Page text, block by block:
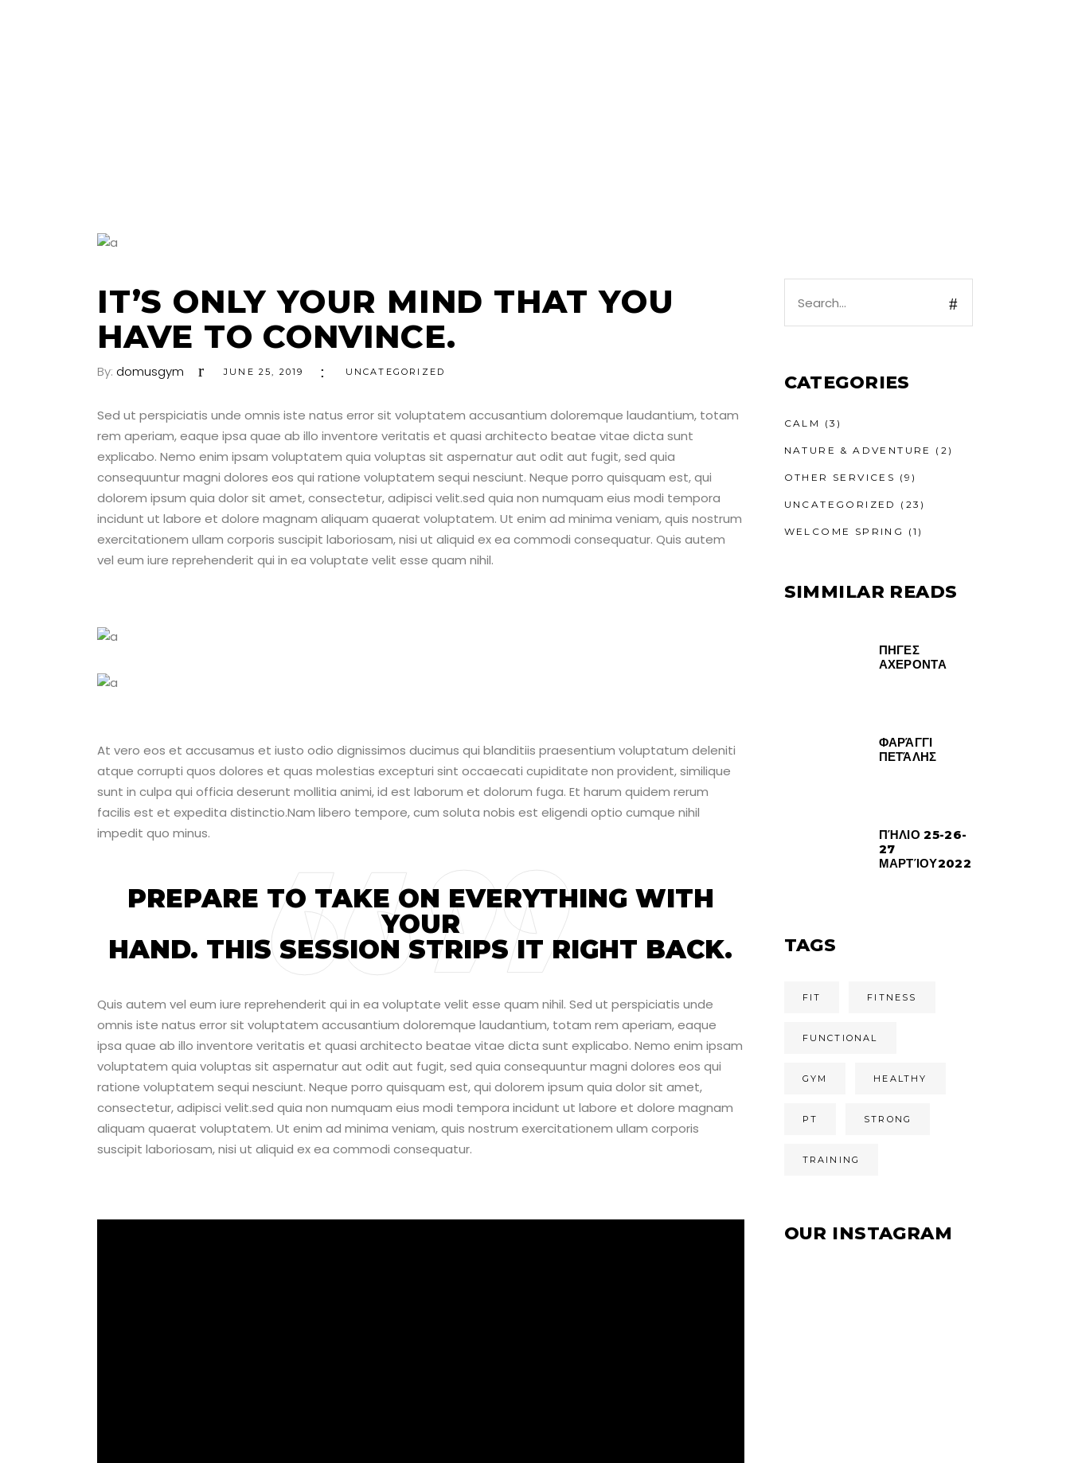
IT’S ONLY YOUR MIND THAT YOU
HAVE TO CONVINCE.
By: domusgym JUNE 25, 2019 UNCATEGORIZED
Sed ut perspiciatis unde omnis iste natus error sit voluptatem accusantium doloremque laudantium, totam
rem aperiam, eaque ipsa quae ab illo inventore veritatis et quasi architecto beatae vitae dicta sunt
explicabo. Nemo enim ipsam voluptatem quia voluptas sit aspernatur aut odit aut fugit, sed quia
consequuntur magni dolores eos qui ratione voluptatem sequi nesciunt. Neque porro quisquam est, qui
dolorem ipsum quia dolor sit amet, consectetur, adipisci velit.sed quia non numquam eius modi tempora
incidunt ut labore et dolore magnam aliquam quaerat voluptatem. Ut enim ad minima veniam, quis nostrum
exercitationem ullam corporis suscipit laboriosam, nisi ut aliquid ex ea commodi consequatur. Quis autem
vel eum iure reprehenderit qui in ea voluptate velit esse quam nihil.
At vero eos et accusamus et iusto odio dignissimos ducimus qui blanditiis praesentium voluptatum deleniti
atque corrupti quos dolores et quas molestias excepturi sint occaecati cupiditate non provident, similique
sunt in culpa qui officia deserunt mollitia animi, id est laborum et dolorum fuga. Et harum quidem rerum
facilis est et expedita distinctio.Nam libero tempore, cum soluta nobis est eligendi optio cumque nihil
impedit quo minus.
PREPARE TO TAKE ON EVERYTHING WITH
YOUR
HAND. THIS SESSION STRIPS IT RIGHT BACK.
Quis autem vel eum iure reprehenderit qui in ea voluptate velit esse quam nihil. Sed ut perspiciatis unde
omnis iste natus error sit voluptatem accusantium doloremque laudantium, totam rem aperiam, eaque
ipsa quae ab illo inventore veritatis et quasi architecto beatae vitae dicta sunt explicabo. Nemo enim ipsam
voluptatem quia voluptas sit aspernatur aut odit aut fugit, sed quia consequuntur magni dolores eos qui
ratione voluptatem sequi nesciunt. Neque porro quisquam est, qui dolorem ipsum quia dolor sit amet,
consectetur, adipisci velit.sed quia non numquam eius modi tempora incidunt ut labore et dolore magnam
aliquam quaerat voluptatem. Ut enim ad minima veniam, quis nostrum exercitationem ullam corporis
suscipit laboriosam, nisi ut aliquid ex ea commodi consequatur.
for:
CATEGORIES
CALM (3)
NATURE & ADVENTURE (2)
OTHER SERVICES (9)
UNCATEGORIZED (23)
WELCOME SPRING (1)
SIMMILAR READS
ΠΗΓΕΣ
ΑΧΕΡΟΝΤΑ
ΦΑΡΆΓΓΙ
ΠΕΤΆΛΗΣ
ΠΉΛΙΟ 25-26-
27
ΜΑΡΤΊΟΥ2022
TAGS
FIT FITNESS
FUNCTIONAL
GYM HEALTHY
PT STRONG
TRAINING
OUR INSTAGRAM